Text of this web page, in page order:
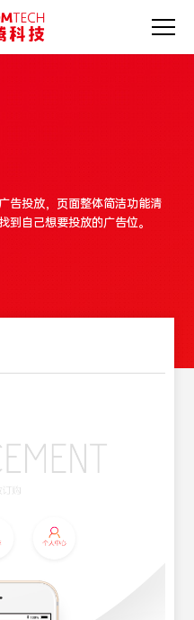
告投放，页面整体简洁功能清
到自己想要投放的广告位。